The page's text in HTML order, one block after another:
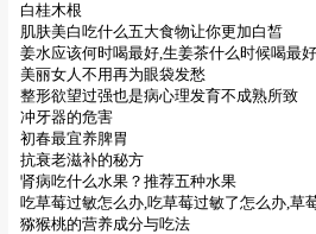
白桂木根
肌肤美白吃什么五大食物让你更加白皙
姜水应该何时喝最好,生姜茶什么时候喝最
美丽女人不用再为眼袋发愁
整形欲望过强也是病心理发育不成熟所致
冲牙器的危害
初春最宜养脾胃
抗衰老滋补的秘方
肾病吃什么水果？推荐五种水果
吃草莓过敏怎么办,吃草莓过敏了怎么办,草
猕猴桃的营养成分与吃法